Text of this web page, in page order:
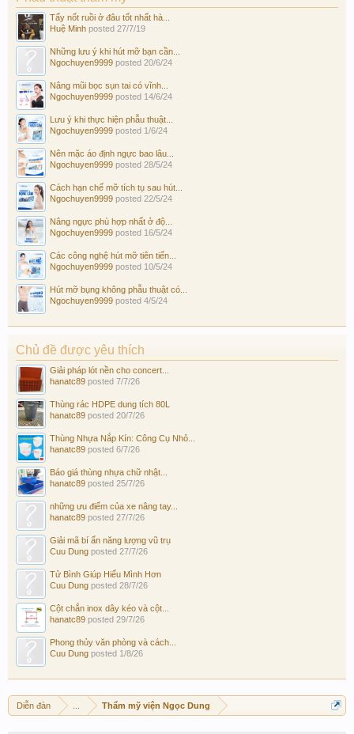
Tẩy nốt ruồi ở đâu tốt nhất hà...
Huệ Minh posted 27/7/19
Những lưu ý khi hút mỡ bạn cần...
Ngochuyen9999 posted 20/6/24
Nâng mũi bọc sụn tai có vĩnh...
Ngochuyen9999 posted 14/6/24
Lưu ý khi thực hiện phẫu thuật...
Ngochuyen9999 posted 1/6/24
Nên mặc áo định ngực bao lâu...
Ngochuyen9999 posted 28/5/24
Cách hạn chế mỡ tích tụ sau hút...
Ngochuyen9999 posted 22/5/24
Nâng ngực phù hợp nhất ở độ...
Ngochuyen9999 posted 16/5/24
Các công nghệ hút mỡ tiên tiến...
Ngochuyen9999 posted 10/5/24
Hút mỡ bụng không phẫu thuật có...
Ngochuyen9999 posted 4/5/24
Chủ đề được yêu thích
Giải pháp lót nền cho concert...
hanatc89 posted 7/7/26
Thùng rác HDPE dung tích 80L
hanatc89 posted 20/7/26
Thùng Nhựa Nắp Kín: Công Cụ Nhỏ...
hanatc89 posted 6/7/26
Báo giá thùng nhựa chữ nhật...
hanatc89 posted 25/7/26
những ưu điểm của xe nâng tay...
hanatc89 posted 27/7/26
Giải mã bí ẩn năng lượng vũ trụ
Cuu Dung posted 27/7/26
Tử Bình Giúp Hiểu Mình Hơn
Cuu Dung posted 28/7/26
Cột chắn inox dây kéo và cột...
hanatc89 posted 29/7/26
Phong thủy văn phòng và cách...
Cuu Dung posted 1/8/26
Diễn đàn Thẩm mỹ viện Ngọc Dung